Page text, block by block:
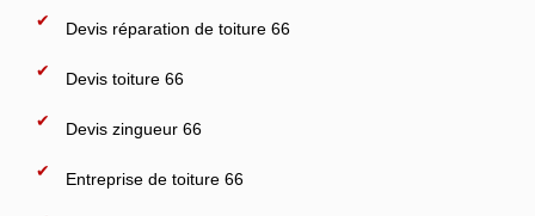
Devis réparation de toiture 66
Devis toiture 66
Devis zingueur 66
Entreprise de toiture 66